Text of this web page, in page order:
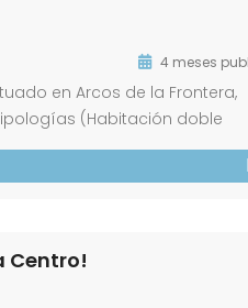
4 meses
situado en Arcos de la Frontera,
(Habitación doble
superior y habitación
•Aire acondicionado
Centro!